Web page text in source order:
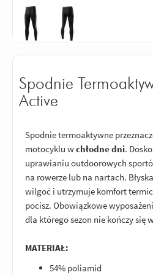
Spodnie
Active
Spodnie termoaktywne
motocyklu wchłodne dni.
uprawianiu outdoorowych
na rowerze lub na nartach.
wilgoć i utrzymuje komfort
pocisz. Obowiązkowe
dla którego sezon nie kończy się
MATERIAŁ:
54% poliamid